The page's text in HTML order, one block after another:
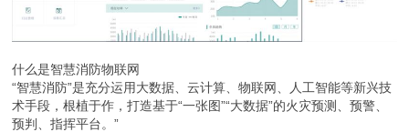
什么是智慧消防物联网
“智慧消防”是充分运用大数据、云计算、物联网、人工智能等新兴技
术手段，根植于作，打造基于“一张图”“大数据”的火灾预测、预警、
预判、指挥平台。”